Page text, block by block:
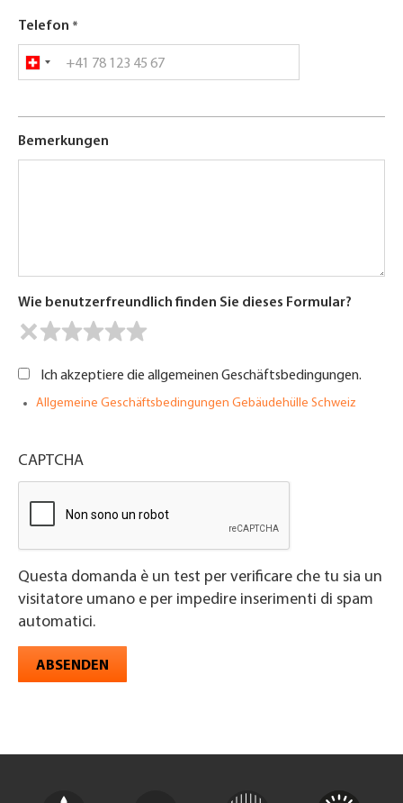
Telefon
Bemerkungen
Wie benutzerfreundlich finden Sie dieses Formular?
Ich akzeptiere die allgemeinen Geschäftsbedingungen.
Allgemeine Geschäftsbedingungen Gebäudehülle Schweiz
CAPTCHA
Questa domanda è un test per verificare che tu sia un
visitatore umano e per impedire inserimenti di spam
automatici.
ABSENDEN